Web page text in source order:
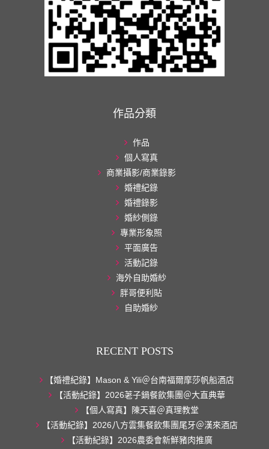
作品分類
作品
個人寫真
商業攝影/商業錄影
婚禮紀錄
婚禮錄影
婚紗側錄
專業形象照
平面廣告
活動記錄
海外自助婚紗
胖哥便利貼
自助婚紗
RECENT POSTS
【婚禮紀錄】Mason & Yili＠台南福爾摩莎帆船酒店
【活動紀錄】2026荖子鍋餐飲集團＠大直典華
【個人寫真】陳天喜＠真理教堂
【活動紀錄】2026八方雲集餐飲集團尾牙＠漢來酒店
【活動紀錄】2026農委會新鮮豬肉推廣